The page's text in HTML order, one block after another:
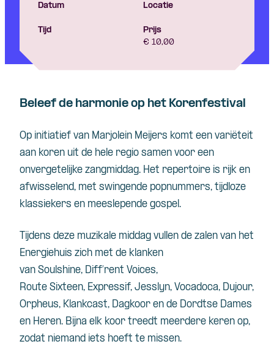
Datum Locatie
Tijd
Prijs
€ 10,00
Beleef de harmonie op het Korenfestival
Op initiatief van Marjolein Meijers komt een variëteit
aan koren uit de hele regio samen voor een
onvergetelijke zangmiddag. Het repertoire is rijk en
afwisselend, met swingende popnummers, tijdloze
klassiekers en meeslepende gospel.
Tijdens deze muzikale middag vullen de zalen van het
Energiehuis zich met de klanken
van Soulshine, Diff’rent Voices,
Route Sixteen, Expressif, Jesslyn, Vocadoca, Dujour,
Orpheus, Klankcast, Dagkoor en de Dordtse Dames
en Heren. Bijna elk koor treedt meerdere keren op,
zodat niemand iets hoeft te missen.